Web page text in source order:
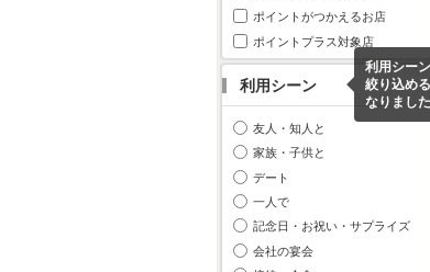
ポイントがつかえるお店
ポイントプラス対象店
利用シーン
利用シー
絞り込め
なりました
友人・知人と
家族・子供と
デート
一人で
記念日・お祝い・サプライズ
会社の宴会